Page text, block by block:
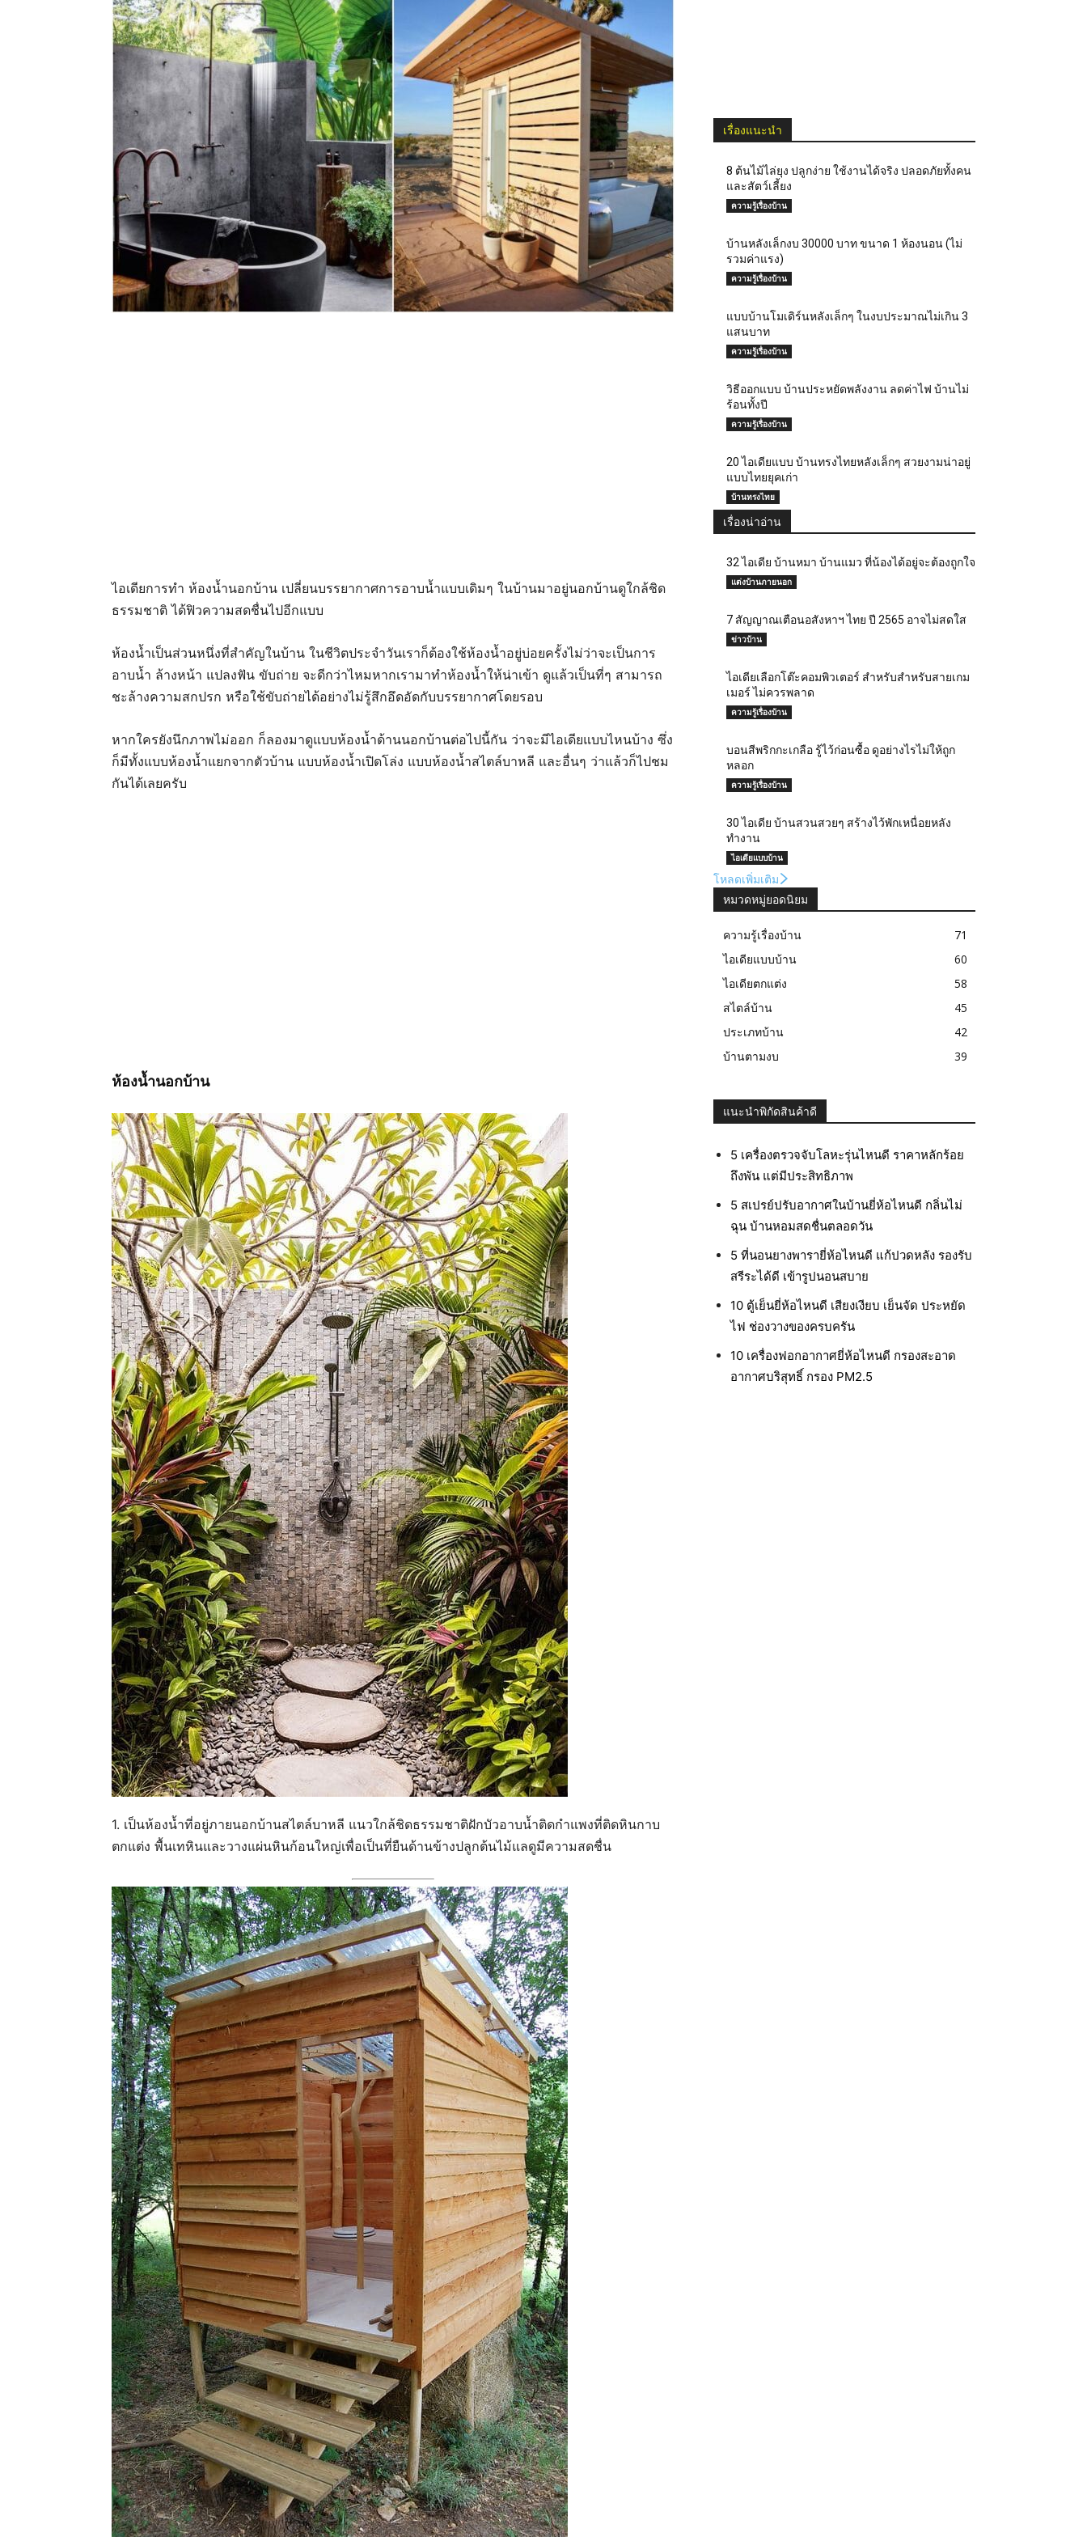
ไอเดียการทำ ห้องน้ำนอกบ้าน เปลี่ยนบรรยากาศการอาบน้ำแบบเดิมๆ ในบ้านมาอยู่นอกบ้านดูใกล้ชิด
ธรรมชาติ ได้ฟิวความสดชื่นไปอีกแบบ
ห้องน้ำเป็นส่วนหนึ่งที่สำคัญในบ้าน ในชีวิตประจำวันเราก็ต้องใช้ห้องน้ำอยู่บ่อยครั้งไม่ว่าจะเป็นการ
อาบน้ำ ล้างหน้า แปลงฟัน ขับถ่าย จะดีกว่าไหมหากเรามาทำห้องน้ำให้น่าเข้า ดูแล้วเป็นที่ๆ สามารถ
ชะล้างความสกปรก หรือใช้ขับถ่ายได้อย่างไม่รู้สึกอึดอัดกับบรรยากาศโดยรอบ
หากใครยังนึกภาพไม่ออก ก็ลองมาดูแบบห้องน้ำด้านนอกบ้านต่อไปนี้กัน ว่าจะมีไอเดียแบบไหนบ้าง ซึ่ง
ก็มีทั้งแบบห้องน้ำแยกจากตัวบ้าน แบบห้องน้ำเปิดโล่ง แบบห้องน้ำสไตล์บาหลี และอื่นๆ ว่าแล้วก็ไปชม
กันได้เลยครับ
ห้องน้ำนอกบ้าน
1. เป็นห้องน้ำที่อยู่ภายนอกบ้านสไตล์บาหลี แนวใกล้ชิดธรรมชาติฝักบัวอาบน้ำติดกำแพงที่ติดหินกาบ
ตกแต่ง พื้นเทหินและวางแผ่นหินก้อนใหญ่เพื่อเป็นที่ยืนด้านข้างปลูกต้นไม้แลดูมีความสดชื่น
เรื่องแนะนำ
8 ต้นไม้ไล่ยุง ปลูกง่าย ใช้งานได้จริง ปลอดภัยทั้งคน
และสัตว์เลี้ยง
ความรู้เรื่องบ้าน
บ้านหลังเล็กงบ 30000 บาท ขนาด 1 ห้องนอน (ไม่
รวมค่าแรง)
ความรู้เรื่องบ้าน
แบบบ้านโมเดิร์นหลังเล็กๆ ในงบประมาณไม่เกิน 3
แสนบาท
ความรู้เรื่องบ้าน
วิธีออกแบบ บ้านประหยัดพลังงาน ลดค่าไฟ บ้านไม่
ร้อนทั้งปี
ความรู้เรื่องบ้าน
20 ไอเดียแบบ บ้านทรงไทยหลังเล็กๆ สวยงามน่าอยู่
แบบไทยยุคเก่า
บ้านทรงไทย
เรื่องน่าอ่าน
32 ไอเดีย บ้านหมา บ้านแมว ที่น้องได้อยู่จะต้องถูกใจ
แต่งบ้านภายนอก
7 สัญญาณเตือนอสังหาฯ ไทย ปี 2565 อาจไม่สดใส
ข่าวบ้าน
ไอเดียเลือกโต๊ะคอมพิวเตอร์ สำหรับสำหรับสายเกม
เมอร์ ไม่ควรพลาด
ความรู้เรื่องบ้าน
บอนสีพริก​กะ​เกลือ รู้ไว้ก่อนซื้อ ดูอย่างไรไม่ให้ถูก
หลอก
ความรู้เรื่องบ้าน
30 ไอเดีย บ้านสวนสวยๆ สร้างไว้พักเหนื่อยหลัง
ทำงาน
ไอเดียแบบบ้าน
โหลดเพิ่มเติม
หมวดหมู่ยอดนิยม
ความรู้เรื่องบ้าน
71
ไอเดียแบบบ้าน
60
ไอเดียตกแต่ง
58
สไตล์บ้าน
45
ประเภทบ้าน
42
บ้านตามงบ
39
แนะนำพิกัดสินค้าดี
5 เครื่องตรวจจับโลหะรุ่นไหนดี ราคาหลักร้อย
ถึงพัน แต่มีประสิทธิภาพ
5 สเปรย์ปรับอากาศในบ้านยี่ห้อไหนดี กลิ่นไม่
ฉุน บ้านหอมสดชื่นตลอดวัน
5 ที่นอนยางพารายี่ห้อไหนดี แก้ปวดหลัง รองรับ
สรีระได้ดี เข้ารูปนอนสบาย
10 ตู้เย็นยี่ห้อไหนดี เสียงเงียบ เย็นจัด ประหยัด
ไฟ ช่องวางของครบครัน
10 เครื่องฟอกอากาศยี่ห้อไหนดี กรองสะอาด
อากาศบริสุทธิ์ กรอง PM2.5